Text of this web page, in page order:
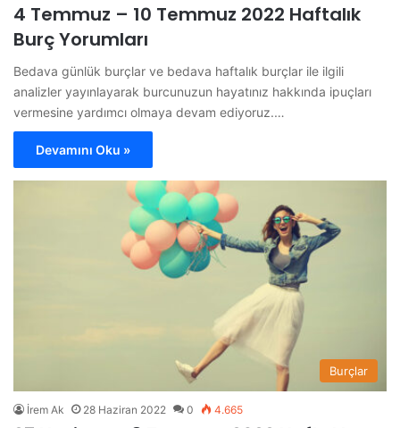
4 Temmuz – 10 Temmuz 2022 Haftalık
Burç Yorumları
Bedava günlük burçlar ve bedava haftalık burçlar ile ilgili
analizler yayınlayarak burcunuzun hayatınız hakkında ipuçları
vermesine yardımcı olmaya devam ediyoruz.…
Devamını Oku »
Burçlar
İrem Ak 28 Haziran 2022 0 4.665